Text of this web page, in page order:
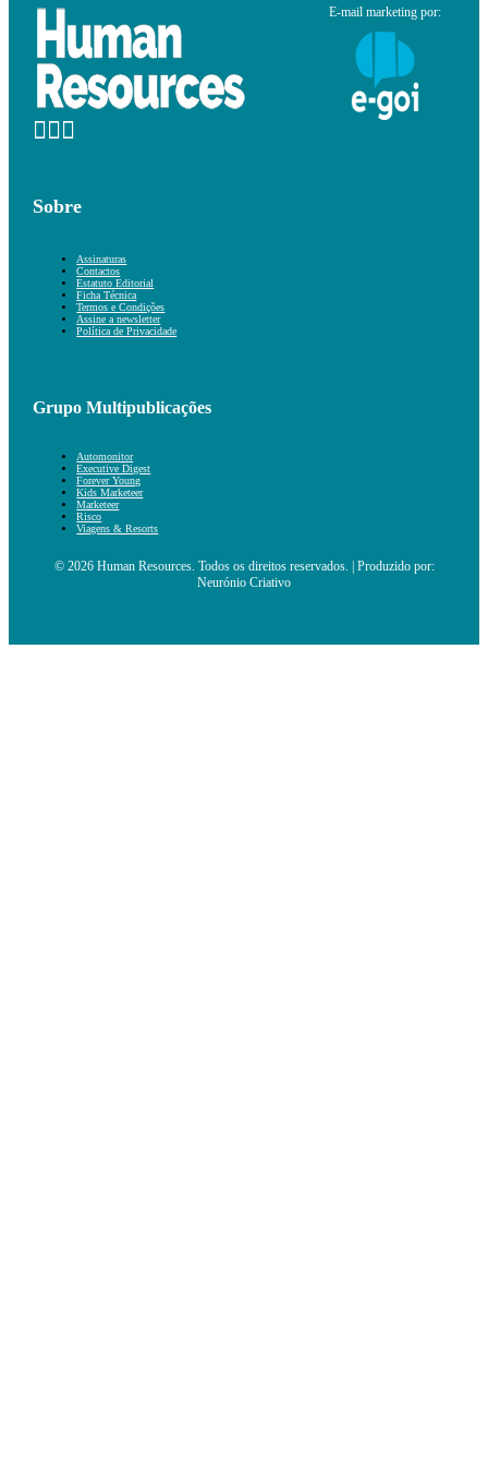
E-mail marketing por:
Sobre
Assinaturas
Contactos
Estatuto Editorial
Ficha Técnica
Termos e Condições
Assine a newsletter
Política de Privacidade
Grupo Multipublicações
Automonitor
Executive Digest
Forever Young
Kids Marketeer
Marketeer
Risco
Viagens & Resorts
© 2026 Human Resources. Todos os direitos reservados. | Produzido por:
Neurónio Criativo